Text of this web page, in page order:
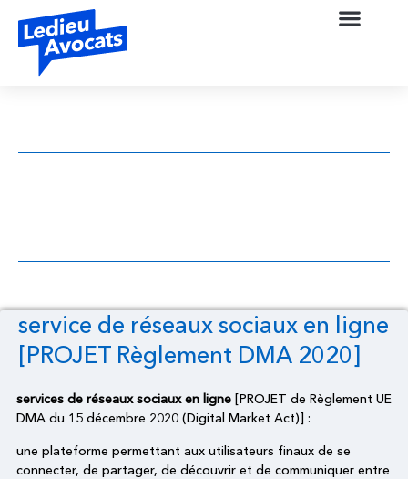
service de réseaux sociaux en ligne
[PROJET Règlement DMA 2020]
services de réseaux sociaux en ligne [PROJET de Règlement UE
DMA du 15 décembre 2020 (Digital Market Act)] :
une plateforme permettant aux utilisateurs finaux de se
connecter, de partager, de découvrir et de communiquer entre